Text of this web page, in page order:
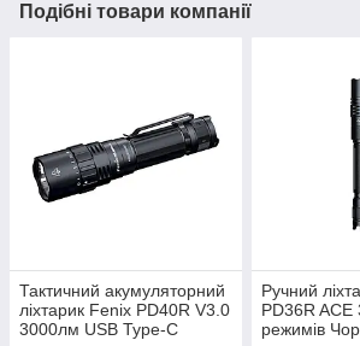
Подібні товари компанії
Тактичний акумуляторний
ліхтарик Fenix PD40R V3.0
3000лм USB Type-C
Ручний
PD36R
режимів